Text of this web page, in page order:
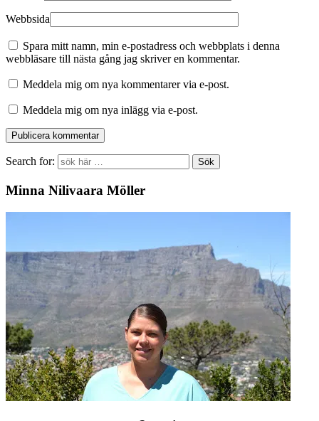
Webbsida
Spara mitt namn, min e-postadress och webbplats i denna
webbläsare till nästa gång jag skriver en kommentar.
Meddela mig om nya kommentarer via e-post.
Meddela mig om nya inlägg via e-post.
Search for:
Minna Nilivaara Möller